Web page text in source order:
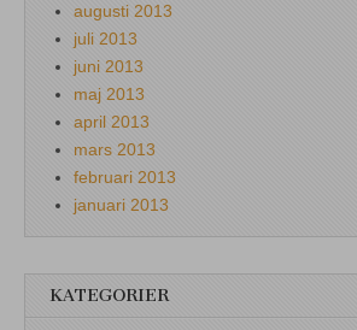
augusti 2013
juli 2013
juni 2013
maj 2013
april 2013
mars 2013
februari 2013
januari 2013
KATEGORIER